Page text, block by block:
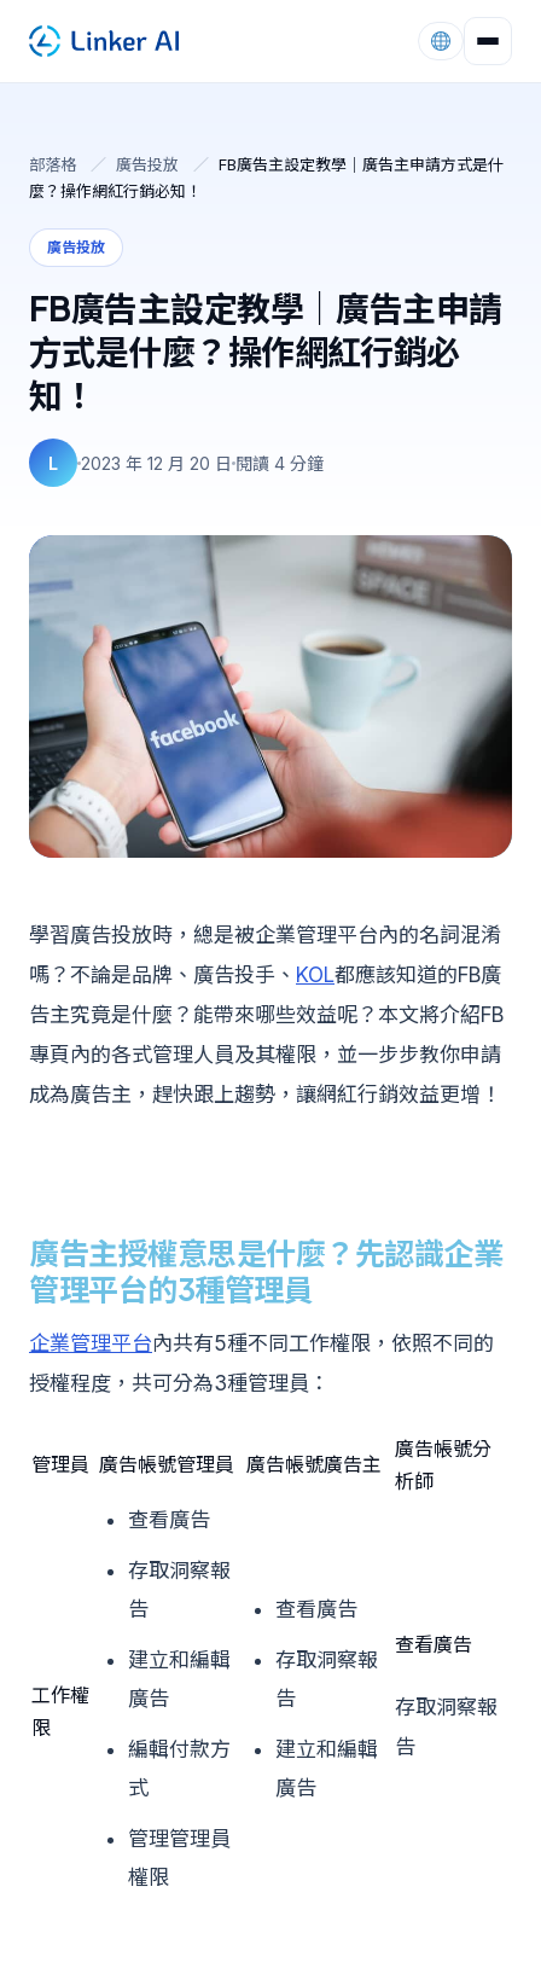
部落格 ／ 廣告投放 ／ FB廣告主設定教學｜廣告主申請方式是什
麼？操作網紅行銷必知！
廣告投放
FB廣告主設定教學｜廣告主申請
方式是什麼？操作網紅行銷必
知！
L 2023 年 12 月 20 日 閱讀 4 分鐘
學習廣告投放時，總是被企業管理平台內的名詞混淆
嗎？不論是品牌、廣告投手、 KOL都應該知道的FB廣
告主究竟是什麼？能帶來哪些效益呢？本文將介紹FB
專頁內的各式管理人員及其權限，並一步步教你申請
成為廣告主，趕快跟上趨勢，讓網紅行銷效益更增！
廣告主授權意思是什麼？先認識企業
管理平台的3種管理員
企業管理平台內共有5種不同工作權限，依照不同的
授權程度，共可分為3種管理員：
管理員 廣告帳號管理員 廣告帳號廣告主
廣告帳號分
析師
工作權
限
查看廣告
存取洞察報
告
建立和編輯
廣告
編輯付款方
式
管理管理員
權限
查看廣告
存取洞察報
告
建立和編輯
廣告
查看廣告
存取洞察報
告